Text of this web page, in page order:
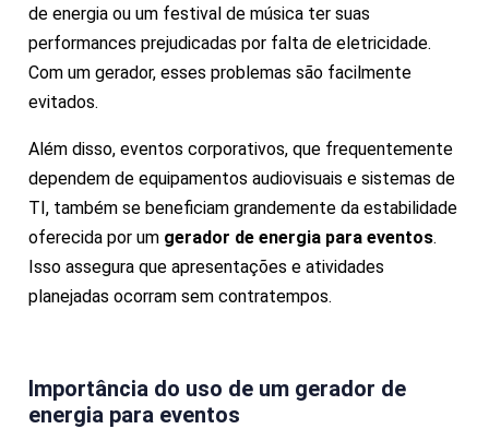
de energia ou um festival de música ter suas
performances prejudicadas por falta de eletricidade.
Com um gerador, esses problemas são facilmente
evitados.
Além disso, eventos corporativos, que frequentemente
dependem de equipamentos audiovisuais e sistemas de
TI, também se beneficiam grandemente da estabilidade
oferecida por um gerador de energia para eventos.
Isso assegura que apresentações e atividades
planejadas ocorram sem contratempos.
Importância do uso de um gerador de
energia para eventos